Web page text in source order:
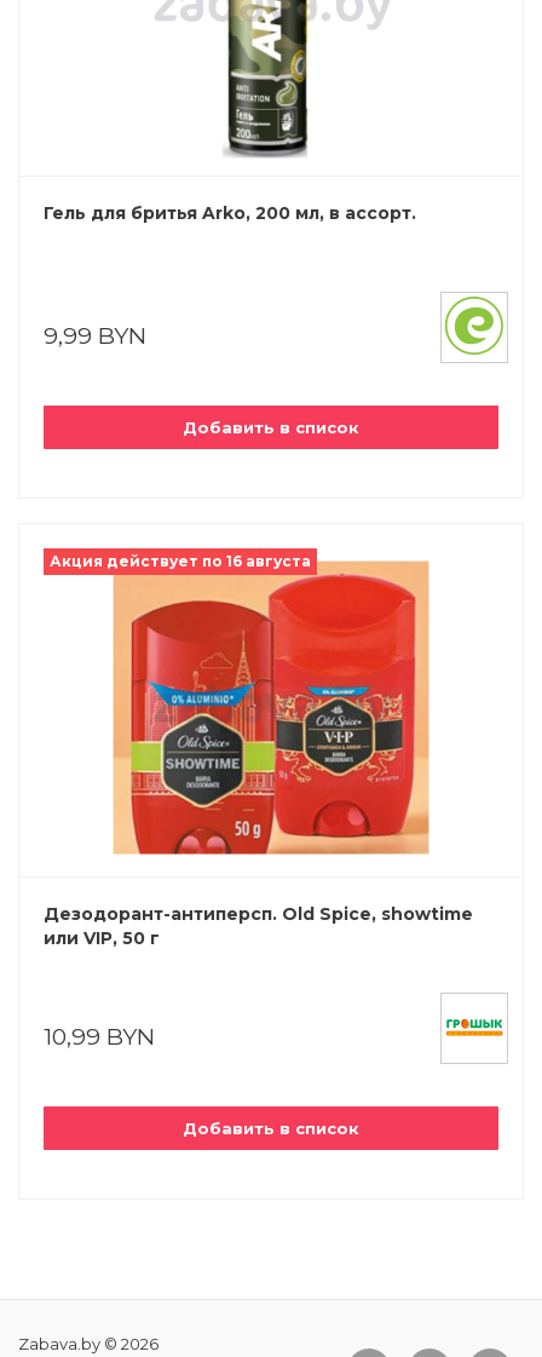
Гель для бритья Arko, 200 мл, в ассорт.
9,99 BYN
Добавить в список
Акция действует по 16 августа
Дезодорант-антиперсп. Old Spice, showtime
или VIP, 50 г
10,99 BYN
Добавить в список
Zabava.by © 2026